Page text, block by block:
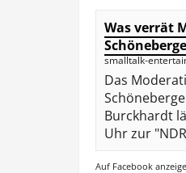
Was verrät
smalltalk-
Das
Burckhardt
Uhr zur
Auf Facebook